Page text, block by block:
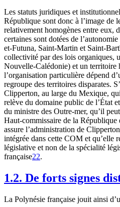
Les statuts juridiques et
République sont donc à l’image de
relativement homogènes entre eux,
certaines sont dotées de
et-Futuna, Saint-Martin et Saint-
collectivité par des lois organiques,
Nouvelle-Calédonie) et un
l’organisation particulière dépend
regroupe des territoires disparates.
Clipperton, au large du Mexique,
relève du domaine public de l’État
du ministre des Outre-mer, qu’il
Haut-commissaire de la République
assure l’administration de Clipperton
intégrée dans cette COM et qu’elle
législative et non de la spécialité
française22.
1.2. De forts signes
La Polynésie française jouit ainsi